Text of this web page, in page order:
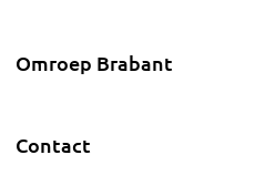
Omroep Brabant
Contact